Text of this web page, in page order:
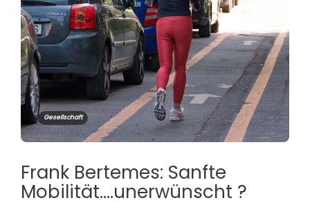
Gesellschaft
Frank Bertemes: Sanfte
Mobilität….unerwünscht ?